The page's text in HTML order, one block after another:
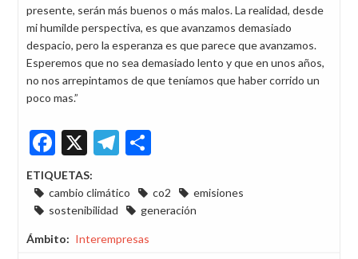
presente, serán más buenos o más malos. La realidad, desde
mi humilde perspectiva, es que avanzamos demasiado
despacio, pero la esperanza es que parece que avanzamos.
Esperemos que no sea demasiado lento y que en unos años,
no nos arrepintamos de que teníamos que haber corrido un
poco mas.”
Facebook
X Telegram
ETIQUETAS:
cambio climático
co2
emisiones
sostenibilidad
generación
Ámbito Interempresas